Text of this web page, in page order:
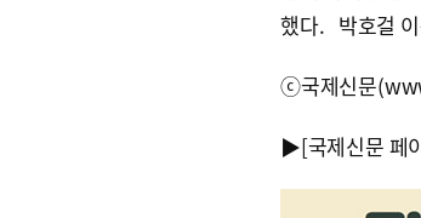
했다. 박호걸
ⓒ국제신문
▶[국제신문 페